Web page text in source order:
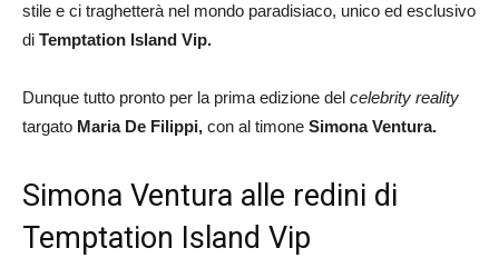
stile e ci traghetterà nel mondo paradisiaco, unico ed esclusivo
di Temptation Island Vip.
Dunque tutto pronto per la prima edizione del celebrity reality
targato Maria De Filippi, con al timone Simona Ventura.
Simona Ventura alle redini di
Temptation Island Vip